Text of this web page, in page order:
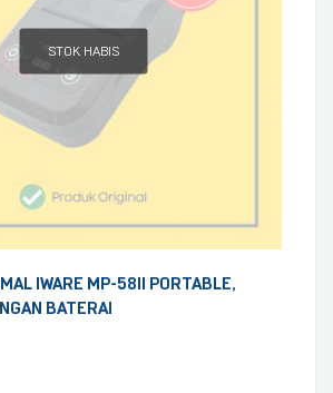
STOK HABIS
IWARE MP-58II PORTABLE,
BATERAI